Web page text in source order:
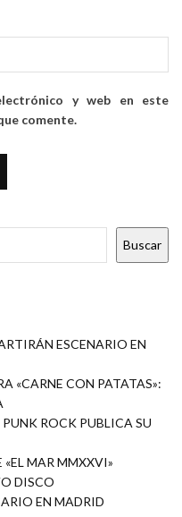
y web en este
comente.
Buscar
ESCENARIO EN
«CARNE CON PATATAS»:
ROCK PUBLICA SU
MAR MMXXVI»
DISCO
EN MADRID